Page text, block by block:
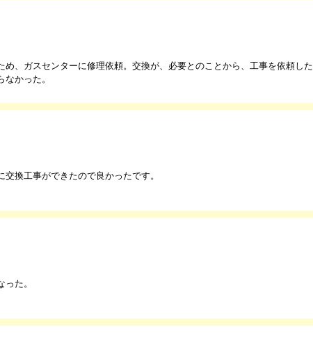
、ガスセンターに修理依頼。交換が、必要とのことから、工事を依頼した
かった。
換工事ができたので良かったです。
た。